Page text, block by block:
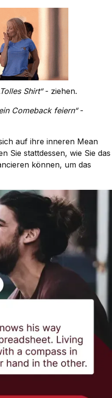
Shirt“- ziehen.
Comeback feiern“-
auf ihre inneren Mean
Sie stattdessen, wie Sie das
können, um das